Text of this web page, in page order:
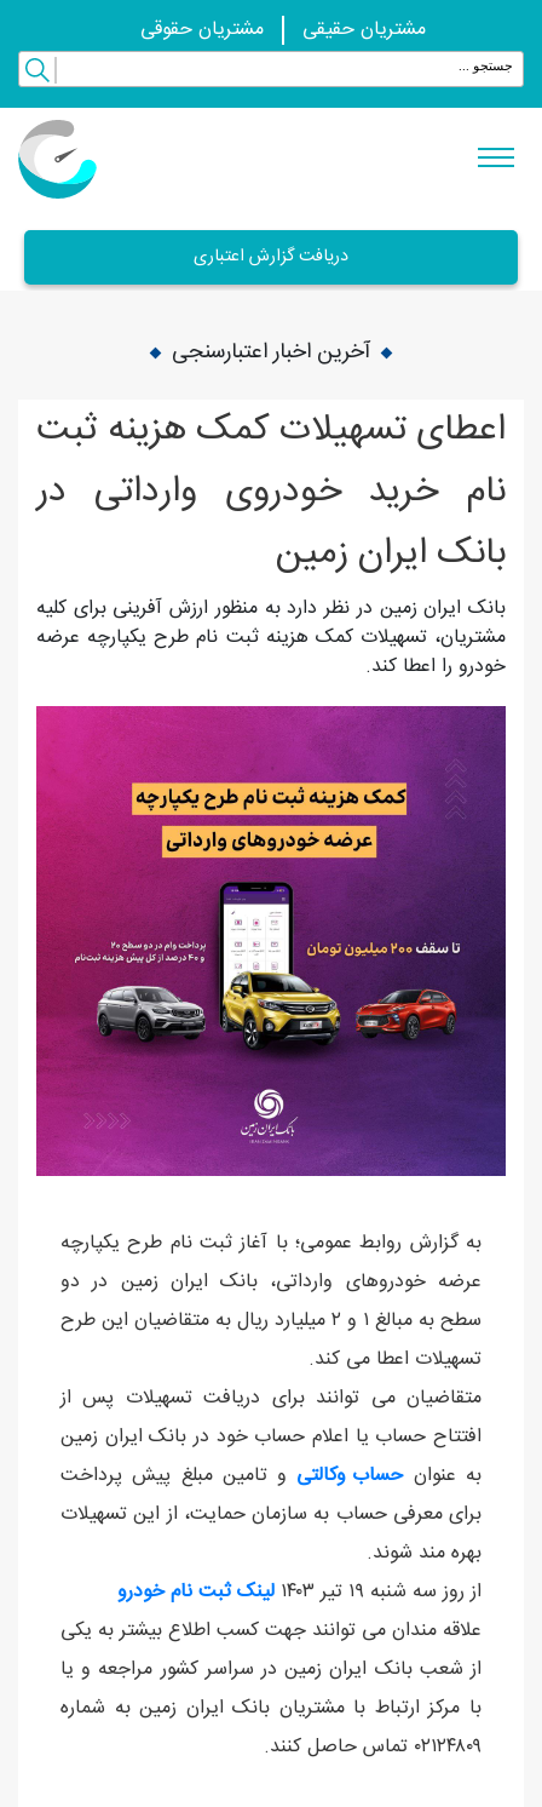
مشتریان حقیقی مشتریان حقوقی
دریافت گزارش اعتباری
آخرین اخبار اعتبارسنجی
اعطای تسهیلات کمک هزینه ثبت
نام خرید خودروی وارداتی در
بانک ایران زمین
بانک ایران زمین در نظر دارد به منظور ارزش آفرینی برای کلیه
مشتریان، تسهیلات کمک هزینه ثبت نام طرح یکپارچه عرضه
خودرو را اعطا کند.
به گزارش روابط عمومی؛ با آغاز ثبت نام طرح یکپارچه
عرضه خودروهای وارداتی، بانک ایران زمین در دو
سطح به مبالغ ۱ و ۲ میلیارد ریال به متقاضیان این طرح
تسهیلات اعطا می کند.
متقاضیان می توانند برای دریافت تسهیلات پس از
افتتاح حساب یا اعلام حساب خود در بانک ایران زمین
به عنوانحساب وکالتی و تامین مبلغ پیش پرداخت
برای معرفی حساب به سازمان حمایت، از این تسهیلات
بهره مند شوند.
از روز سه شنبه ۱۹ تیر ۱۴۰۳
لینک ثبت نام خودرو
علاقه مندان می توانند جهت کسب اطلاع بیشتر به یکی
از شعب بانک ایران زمین در سراسر کشور مراجعه و یا
با مرکز ارتباط با مشتریان بانک ایران زمین به شماره
۰۲۱۲۴۸۰۹ تماس حاصل کنند.